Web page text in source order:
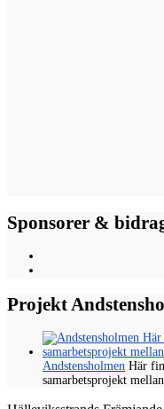
Sponsorer &
Projekt
Andstensholmen Här
samarbetsprojekt